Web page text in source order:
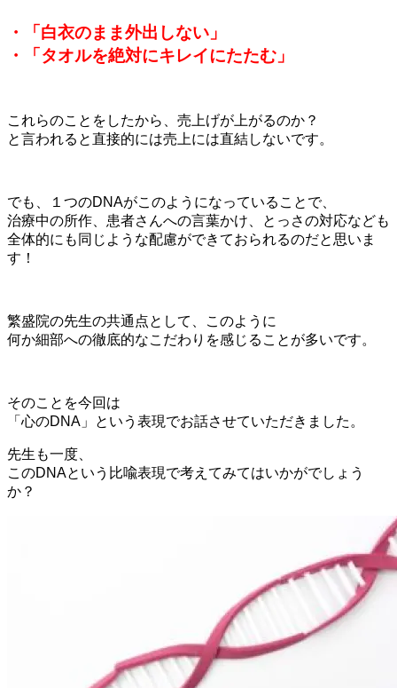
・「白衣のまま外出しない」
・「タオルを絶対にキレイにたたむ」
これらのことをしたから、売上げが上がるのか？
と言われると直接的には売上には直結しないです。
でも、１つのDNAがこのようになっていることで、
治療中の所作、患者さんへの言葉かけ、とっさの対応なども
全体的にも同じような配慮ができておられるのだと思いま
す！
繁盛院の先生の共通点として、このように
何か細部への徹底的なこだわりを感じることが多いです。
そのことを今回は
「心のDNA」という表現でお話させていただきました。
先生も一度、
このDNAという比喩表現で考えてみてはいかがでしょう
か？